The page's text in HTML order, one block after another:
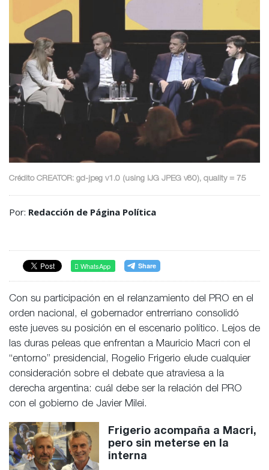
Crédito CREATOR: gd-jpeg v1.0 (using IJG JPEG v80), quality = 75
Por: Redacción de Página Política
WhatsApp
Con su participación en el relanzamiento del PRO en el
orden nacional, el gobernador entrerriano consolidó
este jueves su posición en el escenario político. Lejos de
las duras peleas que enfrentan a Mauricio Macri con el
“entorno” presidencial, Rogelio Frigerio elude cualquier
consideración sobre el debate que atraviesa a la
derecha argentina: cuál debe ser la relación del PRO
con el gobierno de Javier Milei.
Frigerio acompaña a Macri,
pero sin meterse en la
interna